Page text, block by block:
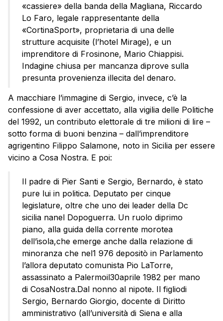
«cassiere» della banda della Magliana, Riccardo
Lo Faro, legale rappresentante della
«CortinaSport», proprietaria di una delle
strutture acquisite (l’hotel Mirage), e un
imprenditore di Frosinone, Mario Chiappisi.
Indagine chiusa per mancanza diprove sulla
presunta provenienza illecita del denaro.
A macchiare l’immagine di Sergio, invece, c’è la
confessione di aver accettato, alla vigilia delle Politiche
del 1992, un contributo elettorale di tre milioni di lire –
sotto forma di buoni benzina – dall’imprenditore
agrigentino Filippo Salamone, noto in Sicilia per essere
vicino a Cosa Nostra. E poi:
Il padre di Pier Santi e Sergio, Bernardo, è stato
pure lui in politica. Deputato per cinque
legislature, oltre che uno dei leader della Dc
sicilia nanel Dopoguerra. Un ruolo diprimo
piano, alla guida della corrente morotea
dell’isola,che emerge anche dalla relazione di
minoranza che nel1 976 depositò in Parlamento
l’allora deputato comunista Pio LaTorre,
assassinato a Palermoil30aprile 1982 per mano
di CosaNostra.Dal nonno al nipote. Il figliodi
Sergio, Bernardo Giorgio, docente di Diritto
amministrativo (all’università di Siena e alla